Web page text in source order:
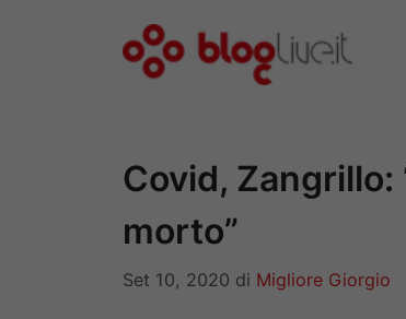
Covid, Zangrillo:
morto”
Set 10, 2020 di Migliore Giorgio